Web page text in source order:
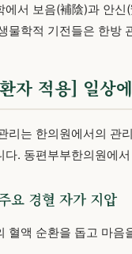
에서 보음(補陰)과 안
물학적 기전들은 한방
자 적용] 일상
리는 한의원에서의 관
다. 동편부부한의원에
요 경혈 자가 지압
혈액 순환을 돕고 마음